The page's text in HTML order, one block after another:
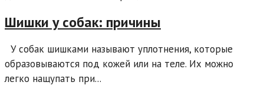
Шишки у собак: причины
У собак шишками называют уплотнения, которые
образовываются под кожей или на теле. Их можно
легко нащупать при...